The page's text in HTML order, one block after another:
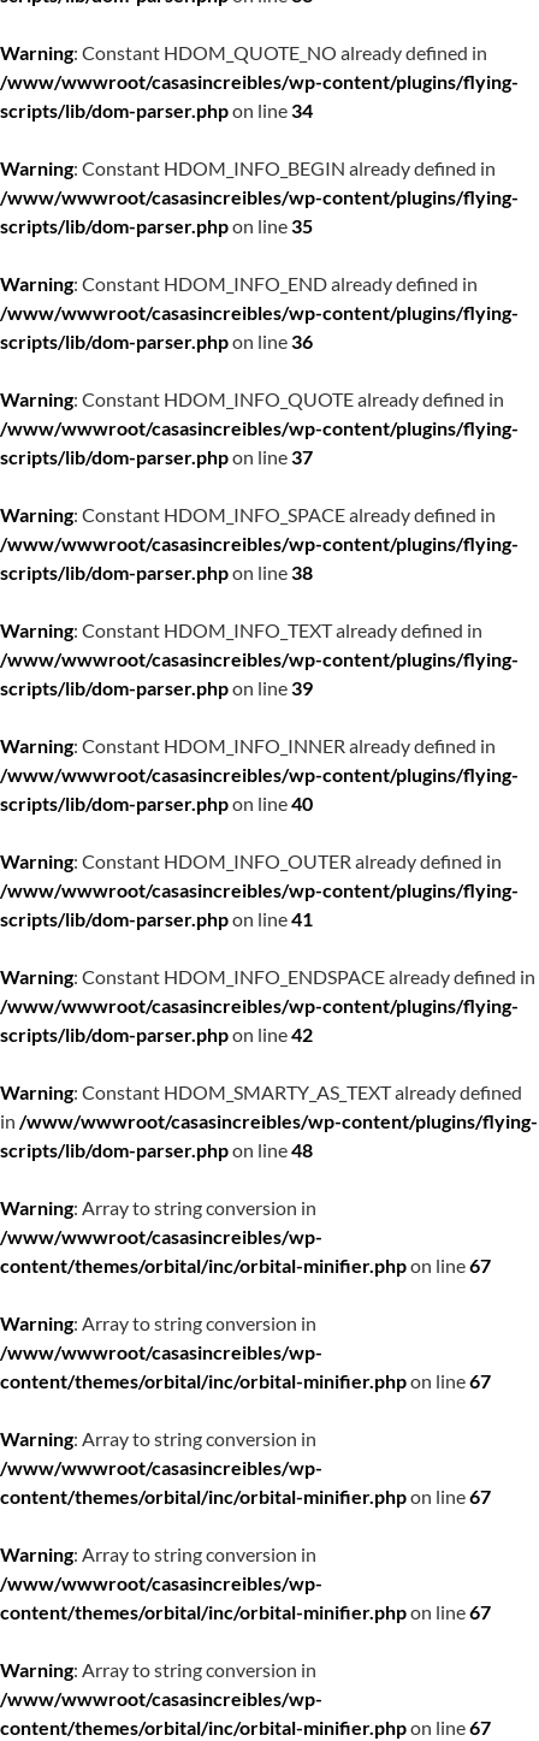
Warning: Constant HDOM_QUOTE_NO already defined in
/www/wwwroot/casasincreibles/wp-content/plugins/flying-
scripts/lib/dom-parser.phpon line34
Warning: Constant HDOM_INFO_BEGIN already defined in
/www/wwwroot/casasincreibles/wp-content/plugins/flying-
scripts/lib/dom-parser.phpon line35
Warning: Constant HDOM_INFO_END already defined in
/www/wwwroot/casasincreibles/wp-content/plugins/flying-
scripts/lib/dom-parser.phpon line36
Warning: Constant HDOM_INFO_QUOTE already defined in
/www/wwwroot/casasincreibles/wp-content/plugins/flying-
scripts/lib/dom-parser.phpon line37
Warning: Constant HDOM_INFO_SPACE already defined in
/www/wwwroot/casasincreibles/wp-content/plugins/flying-
scripts/lib/dom-parser.phpon line38
Warning: Constant HDOM_INFO_TEXT already defined in
/www/wwwroot/casasincreibles/wp-content/plugins/flying-
scripts/lib/dom-parser.phpon line39
Warning: Constant HDOM_INFO_INNER already defined in
/www/wwwroot/casasincreibles/wp-content/plugins/flying-
scripts/lib/dom-parser.phpon line40
Warning: Constant HDOM_INFO_OUTER already defined in
/www/wwwroot/casasincreibles/wp-content/plugins/flying-
scripts/lib/dom-parser.phpon line41
Warning: Constant HDOM_INFO_ENDSPACE already defined in
/www/wwwroot/casasincreibles/wp-content/plugins/flying-
scripts/lib/dom-parser.phpon line42
Warning: Constant HDOM_SMARTY_AS_TEXT already defined
in /www/wwwroot/casasincreibles/wp-content/plugins/flying-
scripts/lib/dom-parser.phpon line48
Warning: Array to string conversion in
/www/wwwroot/casasincreibles/wp-
content/themes/orbital/inc/orbital-minifier.phpon line67
Warning: Array to string conversion in
/www/wwwroot/casasincreibles/wp-
content/themes/orbital/inc/orbital-minifier.phpon line67
Warning: Array to string conversion in
/www/wwwroot/casasincreibles/wp-
content/themes/orbital/inc/orbital-minifier.phpon line67
Warning: Array to string conversion in
/www/wwwroot/casasincreibles/wp-
content/themes/orbital/inc/orbital-minifier.phpon line67
Warning: Array to string conversion in
/www/wwwroot/casasincreibles/wp-
content/themes/orbital/inc/orbital-minifier.phpon line67